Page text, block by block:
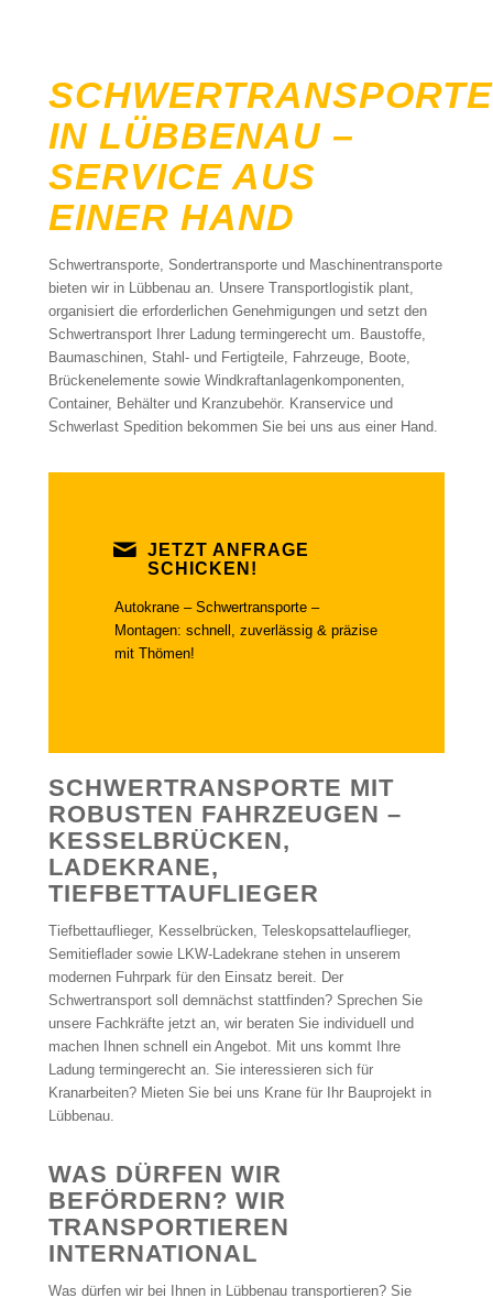
SCHWERTRANSPORTE
IN LÜBBENAU –
SERVICE AUS
EINER HAND
Schwertransporte, Sondertransporte und Maschinentransporte
bieten wir in Lübbenau an. Unsere Transportlogistik plant,
organisiert die erforderlichen Genehmigungen und setzt den
Schwertransport Ihrer Ladung termingerecht um. Baustoffe,
Baumaschinen, Stahl- und Fertigteile, Fahrzeuge, Boote,
Brückenelemente sowie Windkraftanlagenkomponenten,
Container, Behälter und Kranzubehör. Kranservice und
Schwerlast Spedition bekommen Sie bei uns aus einer Hand.
JETZT ANFRAGE
SCHICKEN!
Autokrane – Schwertransporte –
Montagen: schnell, zuverlässig & präzise
mit Thömen!
SCHWERTRANSPORTE MIT
ROBUSTEN FAHRZEUGEN –
KESSELBRÜCKEN,
LADEKRANE,
TIEFBETTAUFLIEGER
Tiefbettauflieger, Kesselbrücken, Teleskopsattelauflieger,
Semitieflader sowie LKW-Ladekrane stehen in unserem
modernen Fuhrpark für den Einsatz bereit. Der
Schwertransport soll demnächst stattfinden? Sprechen Sie
unsere Fachkräfte jetzt an, wir beraten Sie individuell und
machen Ihnen schnell ein Angebot. Mit uns kommt Ihre
Ladung termingerecht an. Sie interessieren sich für
Kranarbeiten? Mieten Sie bei uns Krane für Ihr Bauprojekt in
Lübbenau.
WAS DÜRFEN WIR
BEFÖRDERN? WIR
TRANSPORTIEREN
INTERNATIONAL
Was dürfen wir bei Ihnen in Lübbenau transportieren? Sie